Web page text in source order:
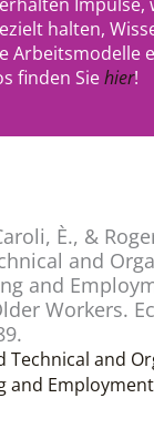
halten,
Arbeitsmodelle
finden Siehier!
È., &
and
and
Workers.
Technical and
and